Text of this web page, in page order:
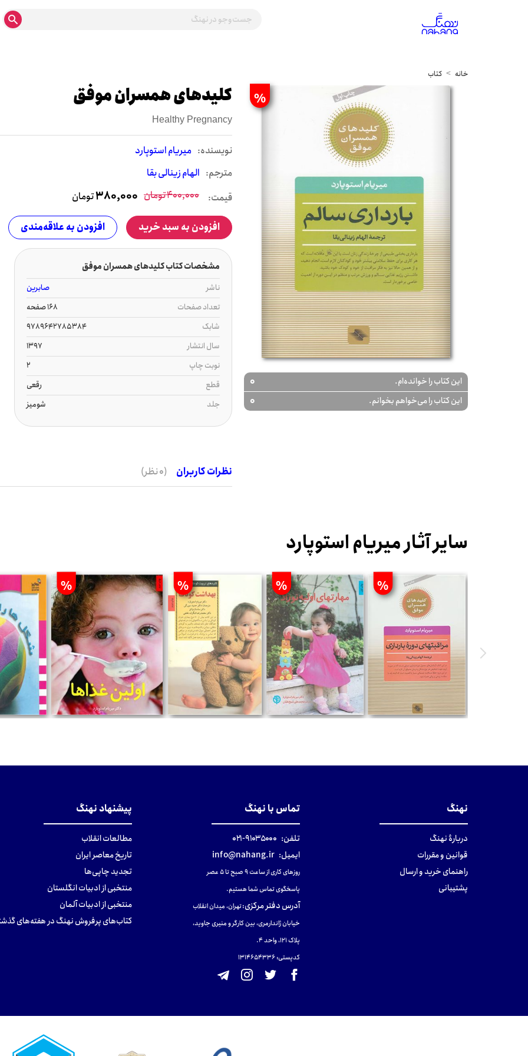
خانه کتاب
%
این کتاب را خوانده‌ام. 0
این کتاب را می‌خواهم بخوانم. 0
کلیدهای همسران موفق
Healthy Pregnancy
نويسنده: میریام استوپارد
مترجم: الهام زینالی بقا
قیمت:
400,000تومان 380,000تومان
افزودن به سبد خرید افزودن به علاقه‌مندی
مشخصات کتاب کلیدهای همسران موفق
ناشر
صابرین
تعداد صفحات
168 صفحه
شابک
9789642785384
سال انتشار
1397
نوبت چاپ
2
قطع
رقعی
جلد
شومیز
نظرات کاربران (0 نظر)
سایر آثار میریام استوپارد
%
%
%
%
نهنگ
دربارهٔ نهنگ
قوانین و مقررات
راهنمای خرید و ارسال
پشتیبانی
تماس با نهنگ
تلفن: ۹۱۰۳۵۰۰۰-۰۲۱
ایمیل: info@nahang.ir
روزهای کاری از ساعت ۹ صبح تا ۵ عصر
پاسخگوی تماس شما هستیم.
آدرس دفتر مرکزی:تهران، میدان انقلاب
خیابان ژاندارمری، بین کارگر و منیری جاوید،
پلاک 121، واحد ۴.
کدپستی: 131465433۶
پیشنهاد نهنگ
مطالعات انقلاب
تاریخ معاصر ایران
تجدید چاپی‌ها
منتخبی از ادبیات انگلستان
منتخبی از ادبیات آلمان
کتاب‌های پرفروش نهنگ در هفته‌های